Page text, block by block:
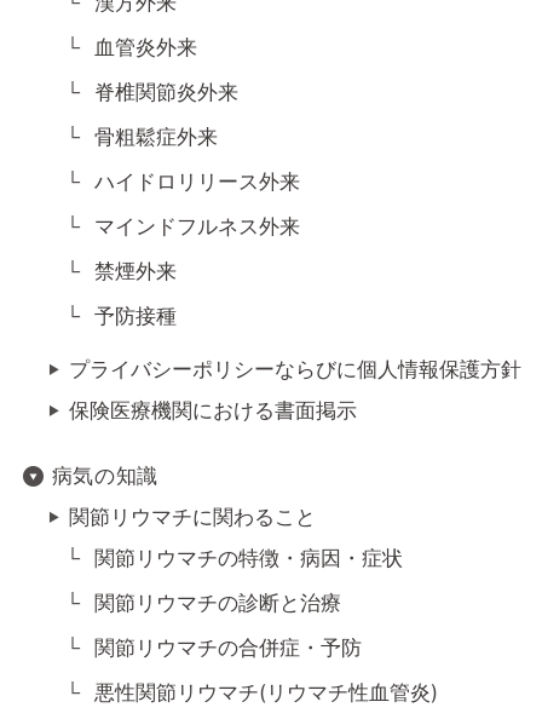
血管炎外来
脊椎関節炎外来
骨粗鬆症外来
ハイドロリリース外来
マインドフルネス外来
禁煙外来
予防接種
プライバシーポリシーならびに個人情報保護方針
保険医療機関における書面掲示
病気の知識
関節リウマチに関わること
関節リウマチの特徴・病因・症状
関節リウマチの診断と治療
関節リウマチの合併症・予防
悪性関節リウマチ(リウマチ性血管炎)